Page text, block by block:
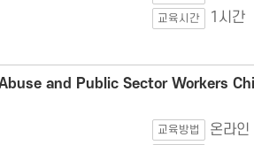
교육시간 1시간
and Public Sector Workers
교육방법 온라인